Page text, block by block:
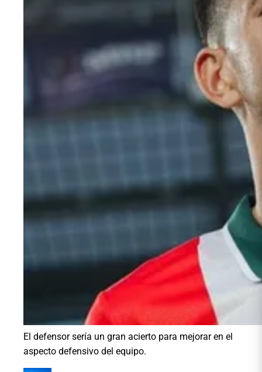
El defensor sería un gran acierto para mejorar en el
aspecto defensivo del equipo.